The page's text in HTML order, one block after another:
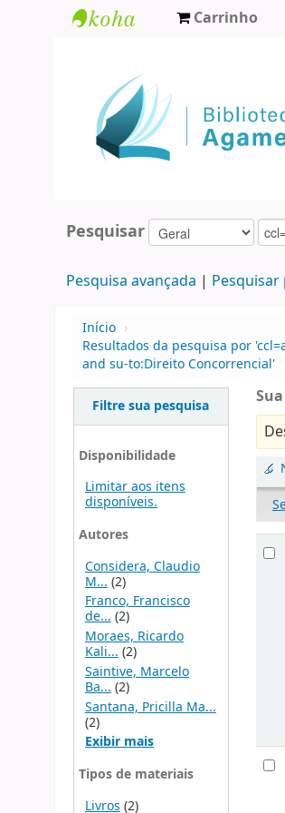
Agamenon
Magalhães
Carrinho
Pesquisar
Pesquisa avançada
Início ›
Resultados da pesquisa por
and su-to:Direito Concorrencial'
Filtre sua pesquisa
Disponibilidade
Limitar aos itens
disponíveis.
Autores
Considera, Claudio
M... (2)
Franco, Francisco
de...(2)
Moraes, Ricardo
Kali... (2)
Saintive, Marcelo
Ba... (2)
Santana, Pricilla Ma...
(2)
Exibir mais
Tipos de materiais
Livros (2)